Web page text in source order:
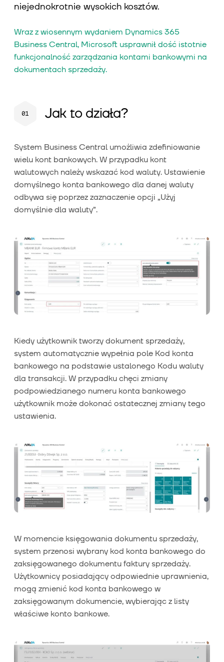
niejednokrotnie wysokich kosztów.
Wraz z wiosennym wydaniem Dynamics 365
Business Central, Microsoft usprawnił dość istotnie
funkcjonalność zarządzania kontami bankowymi na
dokumentach sprzedaży.
Jak to działa?
System Business Central umożliwia zdefiniowanie
wielu kont bankowych. W przypadku kont
walutowych należy wskazać kod waluty. Ustawienie
domyślnego konta bankowego dla danej waluty
odbywa się poprzez zaznaczenie opcji „Użyj
domyślnie dla waluty”.
Kiedy użytkownik tworzy dokument sprzedaży,
system automatycznie wypełnia pole Kod konta
bankowego na podstawie ustalonego Kodu waluty
dla transakcji. W przypadku chęci zmiany
podpowiedzianego numeru konta bankowego
użytkownik może dokonać ostatecznej zmiany tego
ustawienia.
W momencie księgowania dokumentu sprzedaży,
system przenosi wybrany kod konta bankowego do
zaksięgowanego dokumentu faktury sprzedaży.
Użytkownicy posiadający odpowiednie uprawnienia,
mogą zmienić kod konta bankowego w
zaksięgowanym dokumencie, wybierając z listy
właściwe konto bankowe.